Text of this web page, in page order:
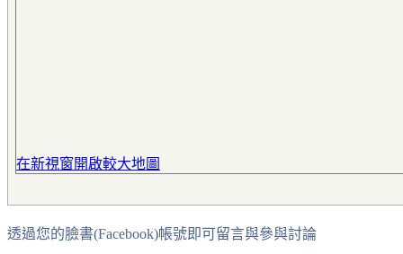
在新視窗開啟較大地圖
透過您的臉書(Facebook)帳號即可留言與參與討論